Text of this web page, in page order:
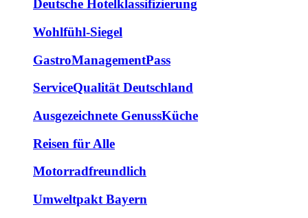
Deutsche Hotelklassifizierung
Wohlfühl-Siegel
GastroManagementPass
ServiceQualität Deutschland
Ausgezeichnete GenussKüche
Reisen für Alle
Motorradfreundlich
Umweltpakt Bayern